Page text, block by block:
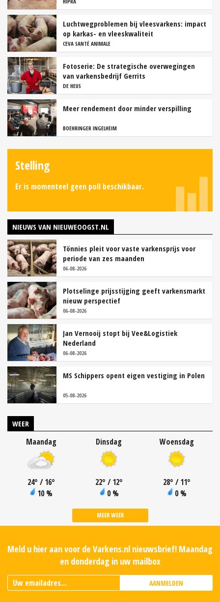
Luchtwegproblemen bij vleesvarkens: impact
op karkas- en vleeskwaliteit
CEVA SANTÉ ANIMALE
Fotoserie: De strategische overwegingen
van varkensbedrijf Gerrits
DE HEUS
Meer rendement door minder verspilling
BOEHRINGER INGELHEIM
Stelling
Er is momenteel geen poll beschikbaar.
NIEUWS VAN NIEUWEOOGST.NL
Tönnies pleit voor vaste varkensprijs voor
periode van zes maanden
06-08-2026
Plotselinge prijsstijging geeft varkensmarkt
nieuw perspectief
06-08-2026
Jan Vernooij stopt bij Vee&Logistiek
Nederland
06-08-2026
MS Schippers opent eigen vestiging in Polen
05-08-2026
WEER
Maandag
24° / 16°
10 %
Dinsdag
22° / 12°
0 %
Woensdag
28° / 11°
0 %
MEER WEER
Meld u hier aan voor de Varkens.nl nieuwsbrief! Maandag
en donderdag in uw mailbox
AANMELDEN